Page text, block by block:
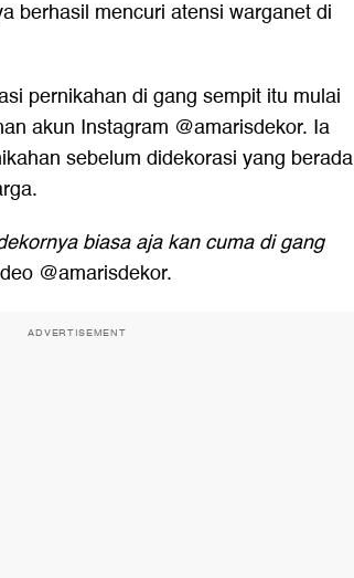
berhasil mencuri atensi warganet di
pernikahan di gang sempit itu mulai
akun Instagram @amarisdekor. Ia
sebelum didekorasi yang berada
biasa aja kan cuma di gang
@amarisdekor.
ADVERTISEMENT